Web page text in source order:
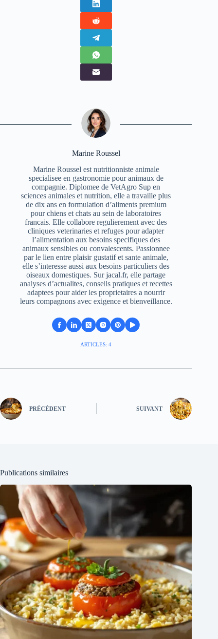
Marine Roussel
Marine Roussel est nutritionniste animale
specialisee en gastronomie pour animaux de
compagnie. Diplomee de VetAgro Sup en
sciences animales et nutrition, elle a travaille plus
de dix ans en formulation d’aliments premium
pour chiens et chats au sein de laboratoires
francais. Elle collabore regulierement avec des
cliniques veterinaries et refuges pour adapter
l’alimentation aux besoins specifiques des
animaux sensibles ou convalescents. Passionnee
par le lien entre plaisir gustatif et sante animale,
elle s’interesse aussi aux besoins particuliers des
oiseaux domestiques. Sur jacal.fr, elle partage
analyses d’actualites, conseils pratiques et recettes
adaptees pour aider les proprietaires a nourrir
leurs compagnons avec exigence et bienveillance.
ARTICLES: 4
PRÉCÉDENT SUIVANT
Publications similaires